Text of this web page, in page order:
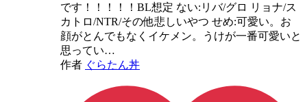
です！！！！！BL想定 ない:リバ/グロ リョナ/ス
カトロ/NTR/その他悲しいやつ せめ:可愛い。お
顔がとんでもなくイケメン。うけが一番可愛いと
思ってい…
作者 ぐらたん丼